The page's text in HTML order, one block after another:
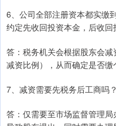
6、公司全部注册资本都实缴
约定先收回投资本金，后收
答：税务机关会根据股东会
减资比例），从而确定是否缴
7、减资需要先税务后工商吗？
答：仅需要至市场监督管理